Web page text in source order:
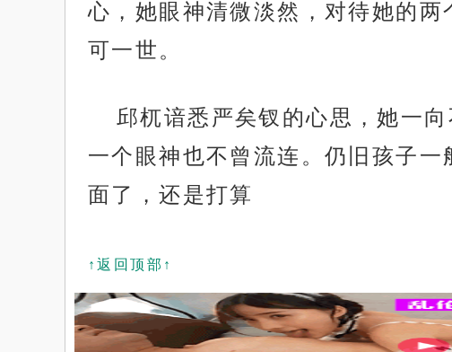
心，她眼神清微淡然，对待她的
可一世。
邱杌谙悉严矣钗的心思，她一
一个眼神也不曾流连。仍旧孩子
面了，还是打算
↑返回顶部↑